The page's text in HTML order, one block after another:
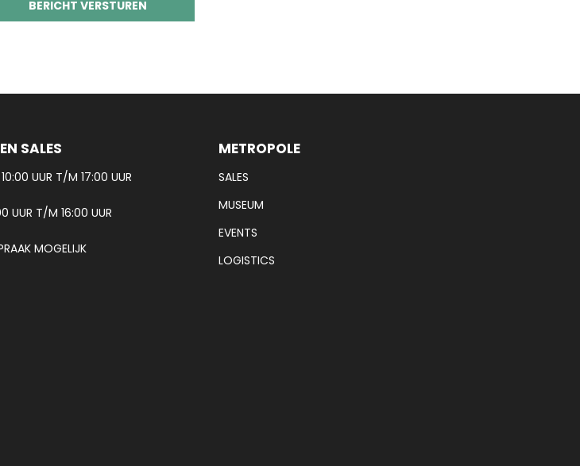
SALES
UUR T/M 17:00 UUR
UUR T/M 16:00 UUR
MOGELIJK
METROPOLE
SALES
MUSEUM
EVENTS
LOGISTICS